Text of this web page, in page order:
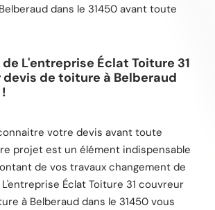
dans le 31450 avant toute
L'entreprise Éclat Toiture 31
de toiture à Belberaud
votre devis avant toute
projet est un élément indispensable
de vos travaux changement de
Éclat Toiture 31 couvreur
à Belberaud dans le 31450 vous